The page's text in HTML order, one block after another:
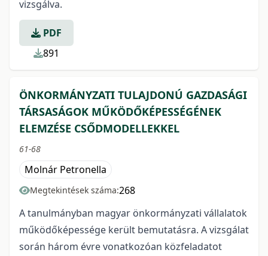
vizsgálva.
PDF
891
ÖNKORMÁNYZATI TULAJDONÚ GAZDASÁGI
TÁRSASÁGOK MŰKÖDŐKÉPESSÉGÉNEK
ELEMZÉSE CSŐDMODELLEKKEL
61-68
Molnár Petronella
Megtekintések száma:268
A tanulmányban magyar önkormányzati vállalatok
működőképessége került bemutatásra. A vizsgálat
során három évre vonatkozóan közfeladatot